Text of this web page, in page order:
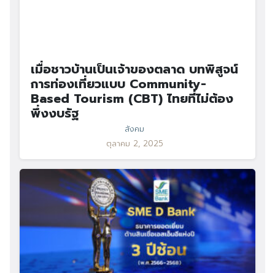
เมื่อชาวบ้านเป็นเจ้าของตลาด บทพิสูจน์
การท่องเที่ยวแบบ Community-
Based Tourism (CBT) ไทยที่ไม่ต้อง
พึ่งงบรัฐ
สังคม
ตุลาคม 2, 2025